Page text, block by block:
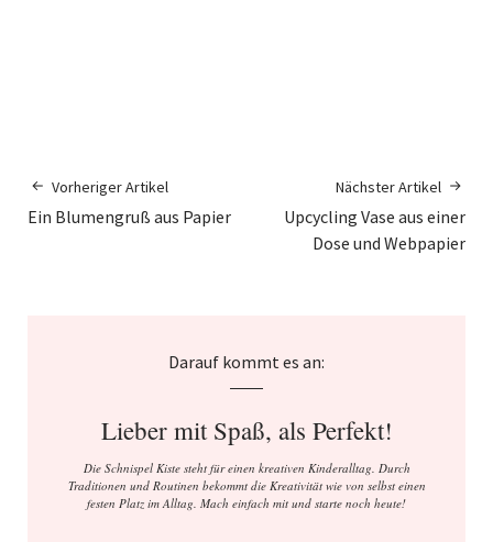
Vorheriger Artikel
Ein Blumengruß aus Papier
Nächster Artikel
Upcycling Vase aus einer
Dose und Webpapier
Darauf kommt es an:
Lieber mit Spaß, als Perfekt!
Die Schnispel Kiste steht für einen kreativen Kinderalltag. Durch
Traditionen und Routinen bekommt die Kreativität wie von selbst einen
festen Platz im Alltag. Mach einfach mit und starte noch heute!